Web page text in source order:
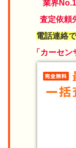
業界
査定依頼
電話連絡
「カーセン